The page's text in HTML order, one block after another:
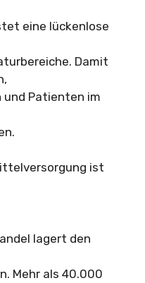
eine lückenlose
Damit
und Patienten im
ist
lagert den
Mehr als 40.000